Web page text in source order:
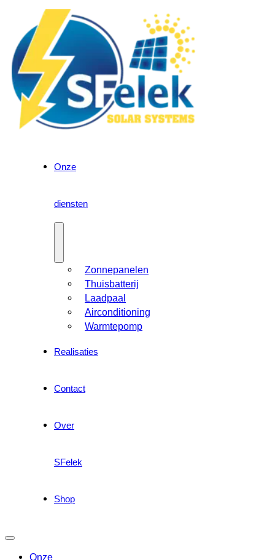
Onze
diensten
Zonnepanelen
Thuisbatterij
Laadpaal
Airconditioning
Warmtepomp
Realisaties
Contact
Over
SFelek
Shop
Onze